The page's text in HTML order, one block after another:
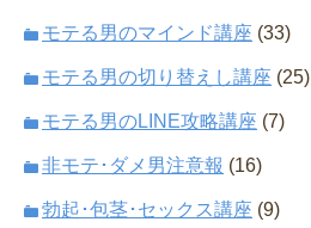
モテる男のマインド講座 (33)
モテる男の切り替えし講座 (25)
モテる男のLINE攻略講座 (7)
非モテ･ダメ男注意報 (16)
勃起･包茎･セックス講座 (9)